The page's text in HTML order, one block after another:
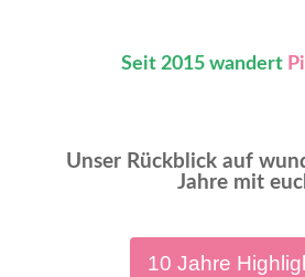
Seit 2015 wandert
Unser Rückblick auf
Jahre mit
10 Jahre